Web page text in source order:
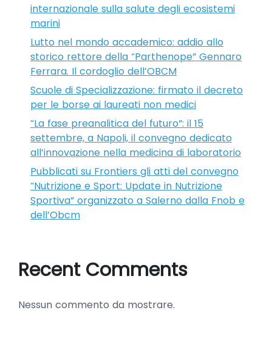
internazionale sulla salute degli ecosistemi
marini
Lutto nel mondo accademico: addio allo
storico rettore della “Parthenope” Gennaro
Ferrara. Il cordoglio dell’OBCM
Scuole di Specializzazione: firmato il decreto
per le borse ai laureati non medici
“La fase preanalitica del futuro”: il 15
settembre, a Napoli, il convegno dedicato
all’innovazione nella medicina di laboratorio
Pubblicati su Frontiers gli atti del convegno
“Nutrizione e Sport: Update in Nutrizione
Sportiva” organizzato a Salerno dalla Fnob e
dell’Obcm
Recent Comments
Nessun commento da mostrare.